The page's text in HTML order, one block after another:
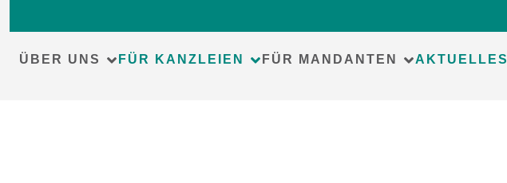
contentÜBER UNS FÜR KANZLEIEN FÜR MANDANTEN AKTUELLES